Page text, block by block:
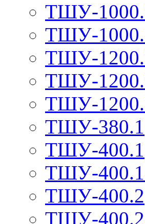
ТШУ-
ТШУ-
ТШУ-
ТШУ-
ТШУ-
ТШУ-380.1
ТШУ-400.1
ТШУ-
ТШУ-400.2
ТШУ-